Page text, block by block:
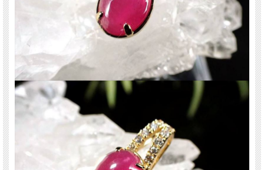
※天然石商品には透明度・色みに個体差があります。また、出来る限り自然な色
みになるよう撮影を心がけておりますが、お使いのディスプレイ環境によって表
示される色みに差が出る場合があります。ご了承下さい。
※サイズは目安です。細かな誤差が出る場合があります。
※当店で販売しているネックレスチェーンは、ペンダントトップとの組み合わせ
によっては通らない場合があります。 チェーンとセットでご購入希望の方は、お
気軽にお問い合わせ下さい。
関連キーワード
天然石 パワーストーン 海外直輸入 バイヤー厳選 プレゼント ギフト メンズ レデ
ィース 卸し 卸価格 実店舗 ハンドメイド サイズ直し コムローズ comrose vip-ac